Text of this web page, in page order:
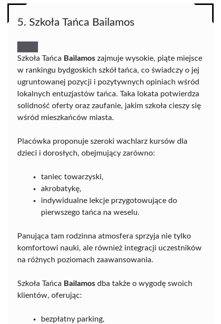
5. Szkoła Tańca Bailamos
Szkoła Tańca Bailamos zajmuje wysokie, piąte miejsce
w rankingu bydgoskich szkół tańca, co świadczy o jej
ugruntowanej pozycji i pozytywnych opiniach wśród
lokalnych entuzjastów tańca. Taka lokata potwierdza
solidność oferty oraz zaufanie, jakim szkoła cieszy się
wśród mieszkańców miasta.
Placówka proponuje szeroki wachlarz kursów dla
dzieci i dorosłych, obejmujący zarówno:
taniec towarzyski,
akrobatykę,
indywidualne lekcje przygotowujące do
pierwszego tańca na weselu.
Panująca tam rodzinna atmosfera sprzyja nie tylko
komfortowi nauki, ale również integracji uczestników
na różnych poziomach zaawansowania.
Szkoła Tańca Bailamos dba także o wygodę swoich
klientów, oferując:
bezpłatny parking,